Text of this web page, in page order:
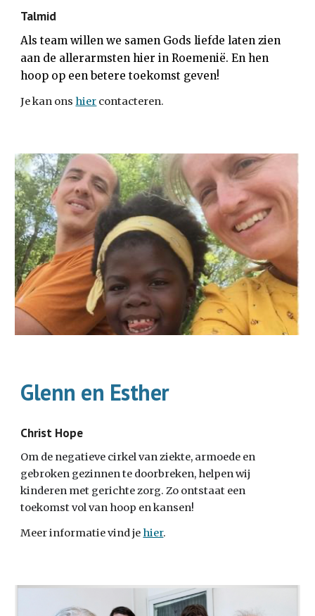
Talmid
Als team willen we samen Gods liefde laten zien
aan de allerarmsten hier in Roemenië. En hen
hoop op een betere toekomst geven!
Je kan ons hier contacteren.
Glenn en Esther
Christ Hope
Om de negatieve cirkel van ziekte, armoede en
gebroken gezinnen te doorbreken, helpen wij
kinderen met gerichte zorg. Zo ontstaat een
toekomst vol van hoop en kansen!
Meer informatie vind je hier.